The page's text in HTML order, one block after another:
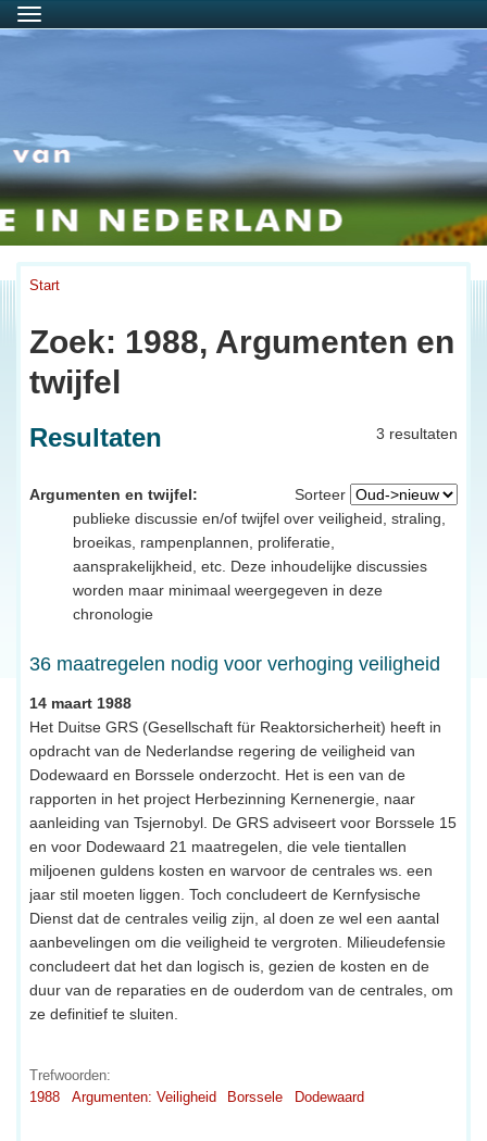
Menu
Start
Zoek: 1988, Argumenten en
twijfel
3 resultaten
Resultaten
Sorteer
Argumenten en twijfel:
publieke discussie en/of twijfel over veiligheid, straling,
broeikas, rampenplannen, proliferatie,
aansprakelijkheid, etc. Deze inhoudelijke discussies
worden maar minimaal weergegeven in deze
chronologie
36 maatregelen nodig voor verhoging veiligheid
14 maart 1988
Het Duitse GRS (Gesellschaft für Reaktorsicherheit) heeft in
opdracht van de Nederlandse regering de veiligheid van
Dodewaard en Borssele onderzocht. Het is een van de
rapporten in het project Herbezinning Kernenergie, naar
aanleiding van Tsjernobyl. De GRS adviseert voor Borssele 15
en voor Dodewaard 21 maatregelen, die vele tientallen
miljoenen guldens kosten en warvoor de centrales ws. een
jaar stil moeten liggen. Toch concludeert de Kernfysische
Dienst dat de centrales veilig zijn, al doen ze wel een aantal
aanbevelingen om die veiligheid te vergroten. Milieudefensie
concludeert dat het dan logisch is, gezien de kosten en de
duur van de reparaties en de ouderdom van de centrales, om
ze definitief te sluiten.
Trefwoorden:
1988
Argumenten: Veiligheid Borssele Dodewaard